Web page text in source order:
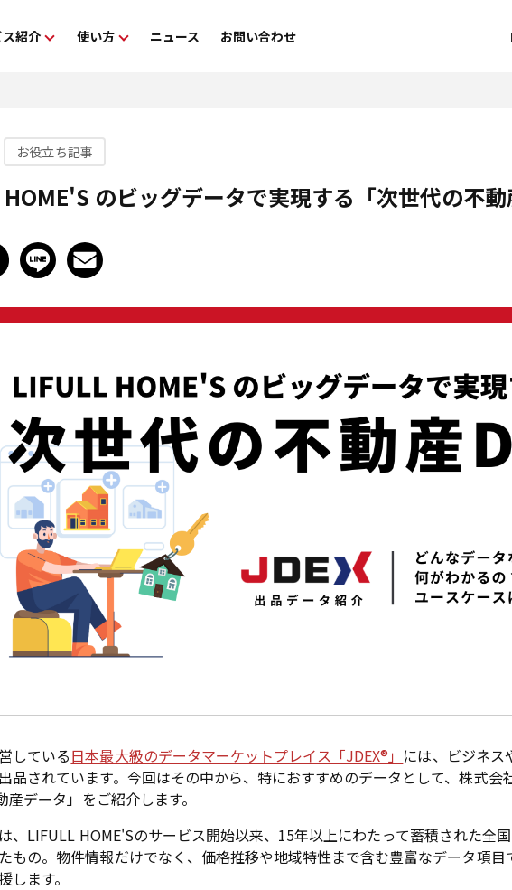
紹介 使い方 ニュース お問い合わせ
お役立ち記事
のビッグデータで実現する「次世代の不動
している日本最大級のデータマーケットプレイス「JDEX®」 には、ビジネス
品されています。今回はその中から、特におすすめのデータとして、株式会
産データ」をご紹介します。
、LIFULL HOME'Sのサービス開始以来、15年以上にわたって蓄積された全
もの。物件情報だけでなく、価格推移や地域特性まで含む豊富なデータ項目
します。